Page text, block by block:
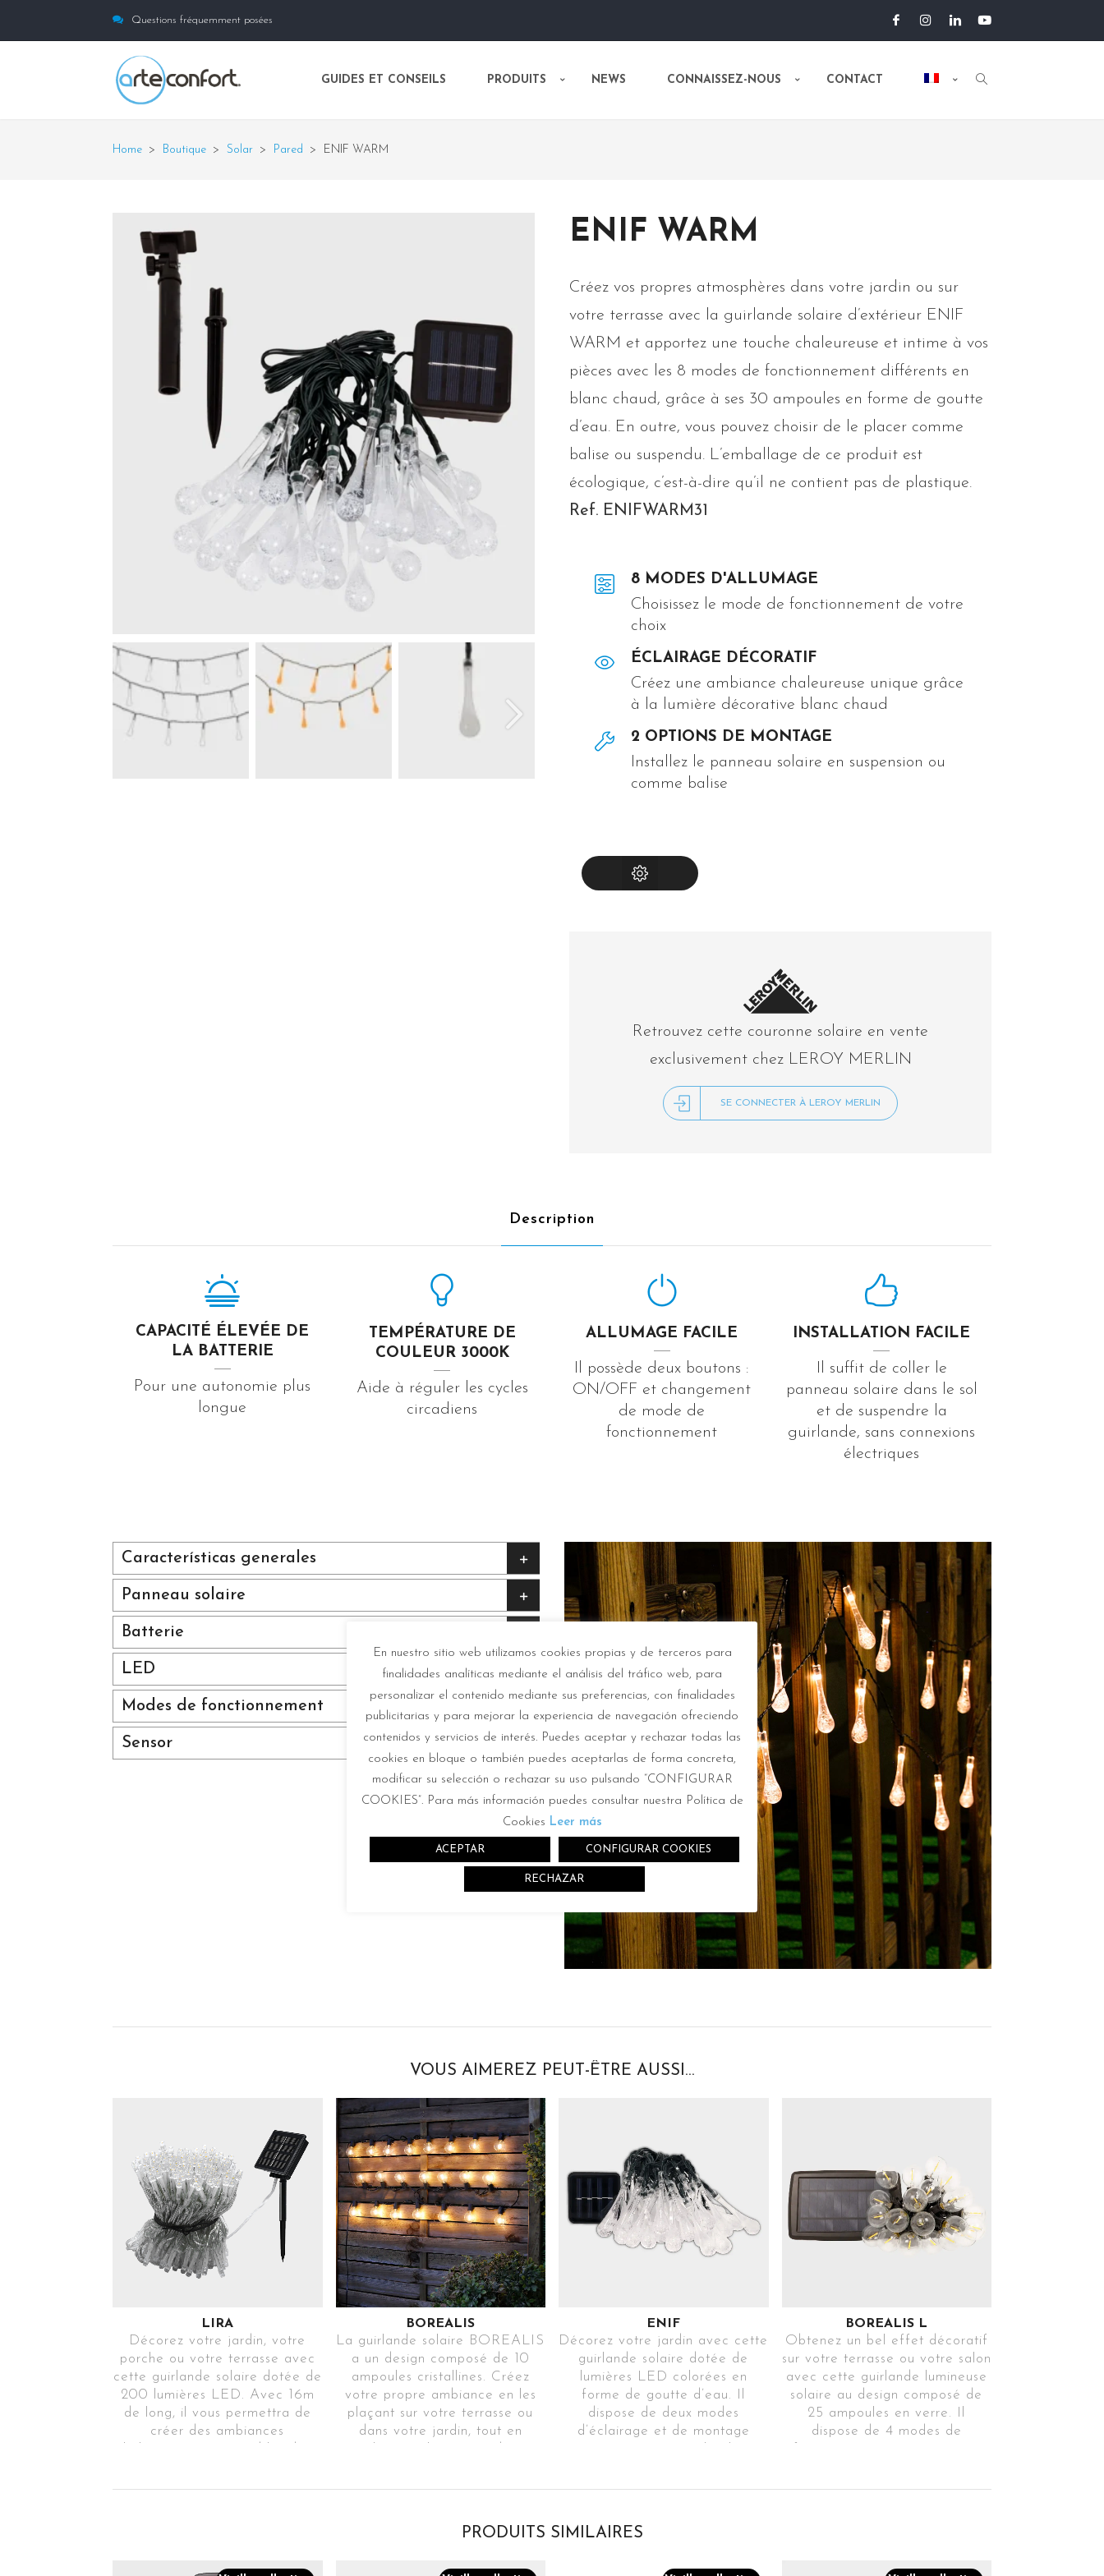
Questions fréquemment posées
GUIDES ET CONSEILS PRODUITS NEWS CONNAISSEZ-NOUS CONTACT
Home > Boutique > Solar > Pared > ENIF WARM
ENIF WARM
Créez vos propres atmosphères dans votre jardin ou sur
votre terrasse avec la guirlande solaire d’extérieur ENIF
WARM et apportez une touche chaleureuse et intime à vos
pièces avec les 8 modes de fonctionnement différents en
blanc chaud, grâce à ses 30 ampoules en forme de goutte
d’eau. En outre, vous pouvez choisir de le placer comme
balise ou suspendu. L’emballage de ce produit est
écologique, c’est-à-dire qu’il ne contient pas de plastique.
Ref. ENIFWARM31
8 MODES D'ALLUMAGE
Choisissez le mode de fonctionnement de votre
choix
ÉCLAIRAGE DÉCORATIF
Créez une ambiance chaleureuse unique grâce
à la lumière décorative blanc chaud
2 OPTIONS DE MONTAGE
Installez le panneau solaire en suspension ou
comme balise
Retrouvez cette couronne solaire en vente
exclusivement chez LEROY MERLIN
SE CONNECTER À LEROY MERLIN
Description
CAPACITÉ ÉLEVÉE DE
LA BATTERIE
Pour une autonomie plus
longue
TEMPÉRATURE DE
COULEUR 3000K
Aide à réguler les cycles
circadiens
ALLUMAGE FACILE
Il possède deux boutons :
ON/OFF et changement
de mode de
fonctionnement
INSTALLATION FACILE
Il suffit de coller le
panneau solaire dans le sol
et de suspendre la
guirlande, sans connexions
électriques
Características generales
Panneau solaire
Batterie
LED
Modes de fonctionnement
Sensor
VOUS AIMEREZ PEUT-ÊTRE AUSSI…
LIRA
Décorez votre jardin, votre
porche ou votre terrasse avec
cette guirlande solaire dotée de
200 lumières LED. Avec 16m
de long, il vous permettra de
créer des ambiances
BOREALIS
La guirlande solaire BOREALIS
a un design composé de 10
ampoules cristallines. Créez
votre propre ambiance en les
plaçant sur votre terrasse ou
dans votre jardin, tout en
4 MODES
ENIF
Décorez votre jardin avec cette
guirlande solaire dotée de
lumières LED colorées en
forme de goutte d’eau. Il
dispose de deux modes
d’éclairage et de montage
D'ÉCLAIRAGE
BOREALIS L
Obtenez un bel effet décoratif
sur votre terrasse ou votre salon
avec cette guirlande lumineuse
solaire au design composé de
25 ampoules en verre. Il
dispose de 4 modes de
D'ALLUMAGE
PRODUITS SIMILAIRES
En nuestro sitio web utilizamos cookies propias y de terceros para
finalidades analíticas mediante el análisis del tráfico web, para
personalizar el contenido mediante sus preferencias, con finalidades
publicitarias y para mejorar la experiencia de navegación ofreciendo
contenidos y servicios de interés. Puedes aceptar y rechazar todas las
cookies en bloque o también puedes aceptarlas de forma concreta,
modificar su selección o rechazar su uso pulsando “CONFIGURAR
COOKIES”. Para más información puedes consultar nuestra Política de
Cookies Leer más
ACEPTAR CONFIGURAR COOKIES
RECHAZAR